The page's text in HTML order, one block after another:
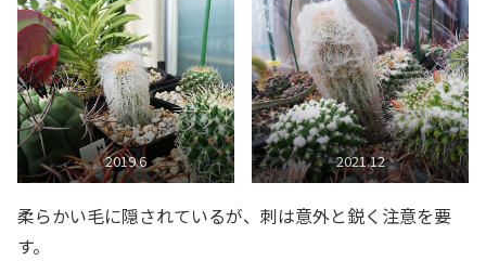
2019.6 2021.12
柔らかい毛に隠されているが、刺は意外と鋭く注意を要
す。